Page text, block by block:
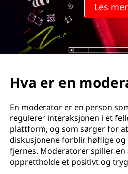
Les mer
Hva er en
En moderator er en person
regulerer interaksjonen i et
plattform, og som sørger for
diskusjonene forblir høflige og
fjernes. Moderatorer spiller en
opprettholde et positivt og